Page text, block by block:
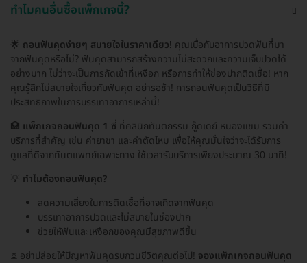
ทำไมคนอื่นซื้อแพ็กเกจนี้?
🌟 ถอนฟันคุดง่ายๆ สบายใจในราคาเดียว! คุณเบื่อกับอาการปวดฟันที่มา
จากฟันคุดหรือไม่? ฟันคุดสามารถสร้างความไม่สะดวกและความเจ็บปวดได้
อย่างมาก ไม่ว่าจะเป็นการกัดเข้าที่เหงือก หรือการทำให้ช่องปากติดเชื้อ! หาก
คุณรู้สึกไม่สบายใจเกี่ยวกับฟันคุด อย่ารอช้า! การถอนฟันคุดเป็นวิธีที่มี
ประสิทธิภาพในการบรรเทาอาการเหล่านี้!
🏥 แพ็กเกจถอนฟันคุด 1 ซี่ ที่คลินิกทันตกรรม กู๊ดเดย์ หนองแขม รวมค่า
บริการที่สำคัญ เช่น ค่ายาชา และค่าตัดไหม เพื่อให้คุณมั่นใจว่าจะได้รับการ
ดูแลที่ดีจากทันตแพทย์เฉพาะทาง ใช้เวลารับบริการเพียงประมาณ 30 นาที!
💡 ทำไมต้องถอนฟันคุด?
ลดความเสี่ยงในการติดเชื้อที่อาจเกิดจากฟันคุด
บรรเทาอาการปวดและไม่สบายในช่องปาก
ช่วยให้ฟันและเหงือกของคุณมีสุขภาพดีขึ้น
⏳ อย่าปล่อยให้ปัญหาฟันคุดรบกวนชีวิตคุณต่อไป! จองแพ็กเกจถอนฟันคุด